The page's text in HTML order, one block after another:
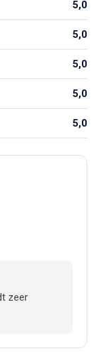
5,0
5,0
5,0
5,0
5,0
zeer